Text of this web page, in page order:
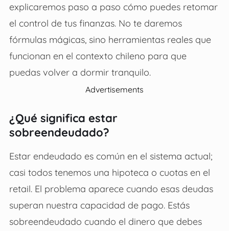
explicaremos paso a paso cómo puedes retomar
el control de tus finanzas. No te daremos
fórmulas mágicas, sino herramientas reales que
funcionan en el contexto chileno para que
puedas volver a dormir tranquilo.
Advertisements
¿Qué significa estar
sobreendeudado?
Estar endeudado es común en el sistema actual;
casi todos tenemos una hipoteca o cuotas en el
retail. El problema aparece cuando esas deudas
superan nuestra capacidad de pago. Estás
sobreendeudado cuando el dinero que debes